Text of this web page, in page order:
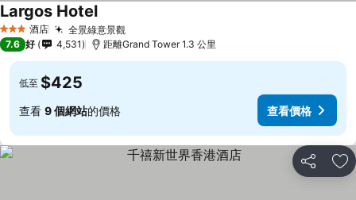
3 星級 酒店 全景綠意景觀
Largos Hotel
7.6 好 4,531 距離Grand Tower 1.3 公里
低至 $425
查看 9 個網站的價格 查看價格
分享 放